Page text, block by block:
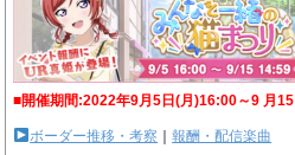
■開催期間:2022年9月5日(月)16:00～9 月15
ボーダー推移・考察 ｜報酬・配信楽曲